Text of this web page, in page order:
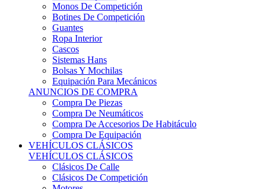
Botines De Competición
Guantes
Ropa Interior
Cascos
Sistemas Hans
Bolsas Y Mochilas
Equipación Para Mecánicos
ANUNCIOS DE COMPRA
Compra De Piezas
Compra De Neumáticos
Compra De Accesorios De Habitáculo
Compra De Equipación
VEHÍCULOS CLÁSICOS
VEHÍCULOS CLÁSICOS
Clásicos De Calle
Clásicos De Competición
Motores
Cajas De Cambio